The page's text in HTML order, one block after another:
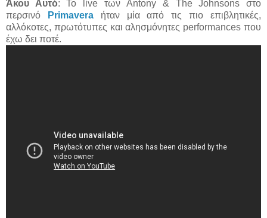
Άκου Αυτό: To live των Antony & The Johnsons στο
περσινό
Primaveraήταν μία από τις πιο επιβλητικές,
αλλόκοτες, πρωτότυπες και αλησμόνητες performances που
έχω δει ποτέ.